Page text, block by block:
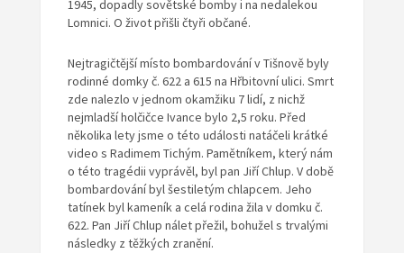
1945, dopadly sovětské bomby i na nedalekou
Lomnici. O život přišli čtyři občané.
Nejtragičtější místo bombardování v Tišnově byly
rodinné domky č. 622 a 615 na Hřbitovní ulici. Smrt
zde nalezlo v jednom okamžiku 7 lidí, z nichž
nejmladší holčičce Ivance bylo 2,5 roku. Před
několika lety jsme o této události natáčeli krátké
video s Radimem Tichým. Pamětníkem, který nám
o této tragédii vyprávěl, byl pan Jiří Chlup. V době
bombardování byl šestiletým chlapcem. Jeho
tatínek byl kameník a celá rodina žila v domku č.
622. Pan Jiří Chlup nálet přežil, bohužel s trvalými
následky z těžkých zranění.